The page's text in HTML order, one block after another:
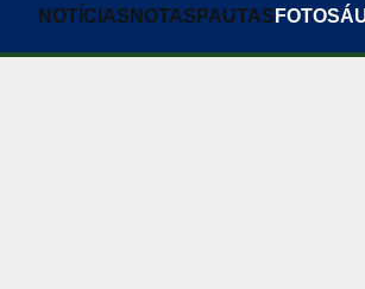
NOTÍCIAS NOTAS PAUTAS FOTOS